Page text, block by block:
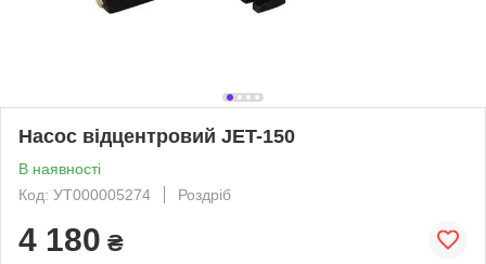
Насос відцентровий JET-150
В наявності
Код: УТ000005274
Роздріб
4 180 ₴